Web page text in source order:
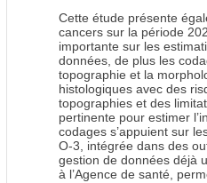
Cette étude présente
cancers sur la période
importante sur les
données, de plus les
topographie et la
histologiques avec des
topographies et des
pertinente pour estimer
codages s’appuient sur
O-3, intégrée dans des
gestion de données déjà
à l’Agence de santé,